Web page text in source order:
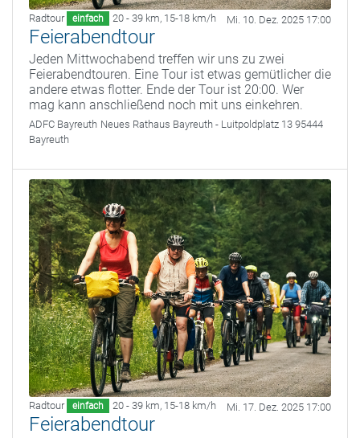
Radtour einfach 20 - 39 km, 15-18 km/h Mi. 10. Dez. 2025 17:00
Feierabendtour
Jeden Mittwochabend treffen wir uns zu zwei
Feierabendtouren. Eine Tour ist etwas gemütlicher die
andere etwas flotter. Ende der Tour ist 20:00. Wer
mag kann anschließend noch mit uns einkehren.
ADFC Bayreuth Neues Rathaus Bayreuth - Luitpoldplatz 13 95444
Bayreuth
Radtour einfach 20 - 39 km, 15-18 km/h Mi. 17. Dez. 2025 17:00
Feierabendtour